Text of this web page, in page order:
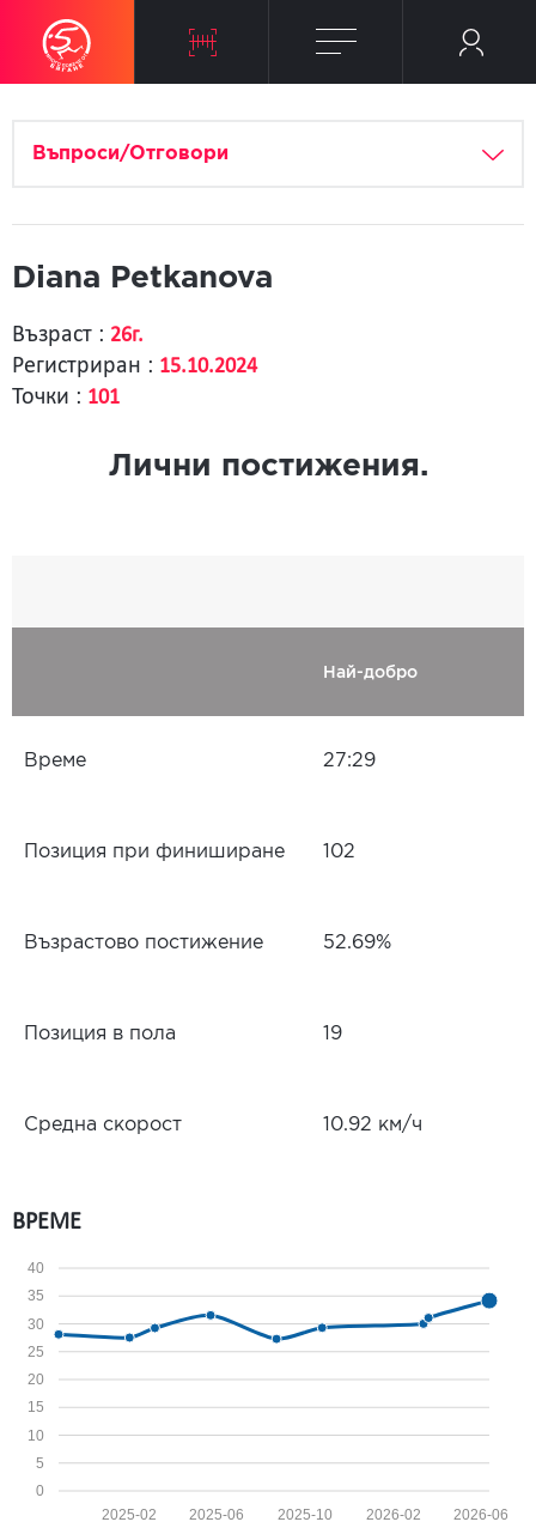
Въпроси/Отговори
Diana Petkanova
Възраст : 26г.
Регистриран : 15.10.2024
Точки : 101
Лични постижения.
Най-добро
Време 27:29
Позиция при финиширане 102
Възрастово постижение 52.69%
Позиция в пола 19
Средна скорост 10.92 км/ч
ВРЕМЕ
0
5
10
15
20
25
30
35
40
2026-06
2026-02
2025-10
2025-06
2025-02